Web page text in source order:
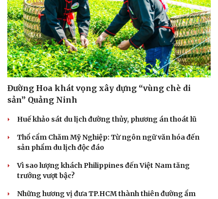
Tư vấn
check-in
Câu chuyện thời sự
Cửa sổ tình yêu
Hạt giống tâm hồn
Đường Hoa khát vọng xây dựng “vùng chè di
sản” Quảng Ninh
Huế khảo sát du lịch đường thủy, phương án thoát lũ
Thổ cẩm Chăm Mỹ Nghiệp: Từ ngôn ngữ văn hóa đến
sản phẩm du lịch độc đáo
Vì sao lượng khách Philippines đến Việt Nam tăng
trưởng vượt bậc?
Những hương vị đưa TP.HCM thành thiên đường ẩm